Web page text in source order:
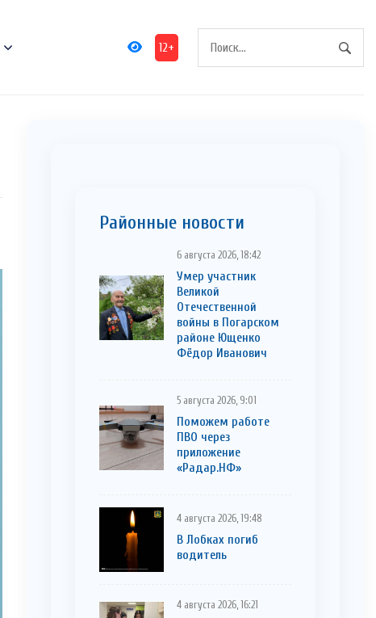
12+
Районные новости
6 августа 2026, 18:42
Умер участник
Великой
Отечественной
войны в Погарском
районе Ющенко
Фёдор Иванович
5 августа 2026, 9:01
Поможем работе
ПВО через
приложение
«Радар.НФ»
4 августа 2026, 19:48
В Лобках погиб
водитель
4 августа 2026, 16:21